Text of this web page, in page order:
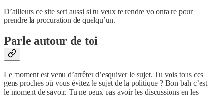
D’ailleurs ce site sert aussi si tu veux te rendre volontaire pour
prendre la procuration de quelqu’un.
Parle autour de toi
Le moment est venu d’arrêter d’esquiver le sujet. Tu vois tous ces
gens proches où vous évitez le sujet de la politique ? Bon bah c’est
le moment de savoir. Tu ne peux pas avoir les discussions en les